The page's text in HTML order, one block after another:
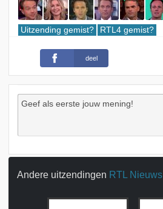
Uitzending gemist? RTL4 gemist?
deel
Andere uitzendingen RTL Nieuws